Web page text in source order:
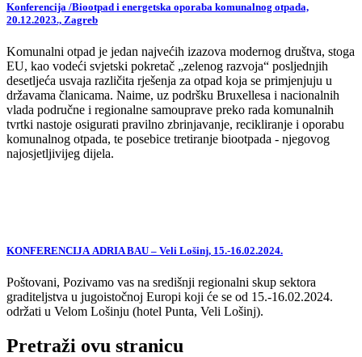
Konferencija /Biootpad i energetska oporaba komunalnog otpada,
20.12.2023., Zagreb
Komunalni otpad je jedan najvećih izazova modernog društva, stoga
EU, kao vodeći svjetski pokretač „zelenog razvoja“ posljednjih
desetljeća usvaja različita rješenja za otpad koja se primjenjuju u
državama članicama. Naime, uz podršku Bruxellesa i nacionalnih
vlada područne i regionalne samouprave preko rada komunalnih
tvrtki nastoje osigurati pravilno zbrinjavanje, recikliranje i oporabu
komunalnog otpada, te posebice tretiranje biootpada - njegovog
najosjetljivijeg dijela.
KONFERENCIJA ADRIA BAU – Veli Lošinj, 15.-16.02.2024.
Poštovani, Pozivamo vas na središnji regionalni skup sektora
graditeljstva u jugoistočnoj Europi koji će se od 15.-16.02.2024.
održati u Velom Lošinju (hotel Punta, Veli Lošinj).
Pretraži ovu stranicu